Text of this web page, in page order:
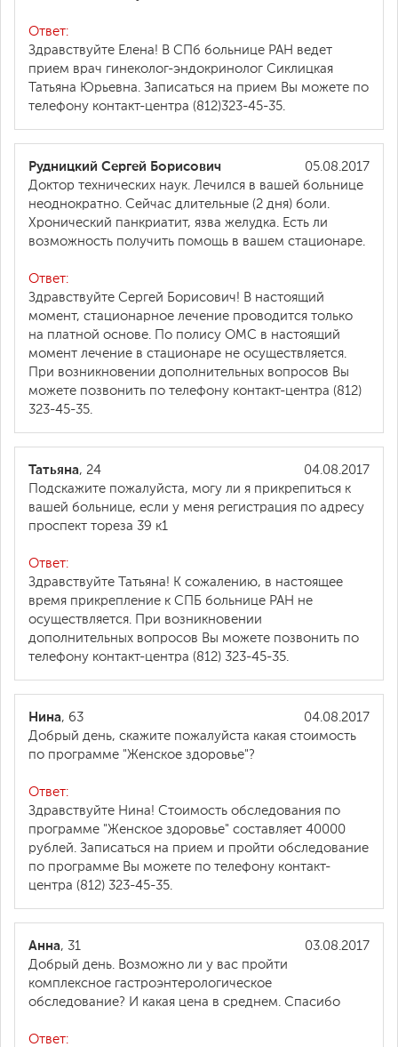
Ответ:
Здравствуйте Елена! В СПб больнице РАН ведет
прием врач гинеколог-эндокринолог Сиклицкая
Татьяна Юрьевна. Записаться на прием Вы можете по
телефону контакт-центра (812)323-45-35.
05.08.2017
Рудницкий Сергей Борисович
Доктор технических наук. Лечился в вашей больнице
неоднократно. Сейчас длительные (2 дня) боли.
Хронический панкриатит, язва желудка. Есть ли
возможность получить помощь в вашем стационаре.
Ответ:
Здравствуйте Сергей Борисович! В настоящий
момент, стационарное лечение проводится только
на платной основе. По полису ОМС в настоящий
момент лечение в стационаре не осуществляется.
При возникновении дополнительных вопросов Вы
можете позвонить по телефону контакт-центра (812)
323-45-35.
04.08.2017
Татьяна, 24
Подскажите пожалуйста, могу ли я прикрепиться к
вашей больнице, если у меня регистрация по адресу
проспект тореза 39 к1
Ответ:
Здравствуйте Татьяна! К сожалению, в настоящее
время прикрепление к СПБ больнице РАН не
осуществляется. При возникновении
дополнительных вопросов Вы можете позвонить по
телефону контакт-центра (812) 323-45-35.
04.08.2017
Нина, 63
Добрый день, скажите пожалуйста какая стоимость
по программе "Женское здоровье"?
Ответ:
Здравствуйте Нина! Стоимость обследования по
программе "Женское здоровье" составляет 40000
рублей. Записаться на прием и пройти обследование
по программе Вы можете по телефону контакт-
центра (812) 323-45-35.
03.08.2017
Анна, 31
Добрый день. Возможно ли у вас пройти
комплексное гастроэнтерологическое
обследование? И какая цена в среднем. Спасибо
Ответ: